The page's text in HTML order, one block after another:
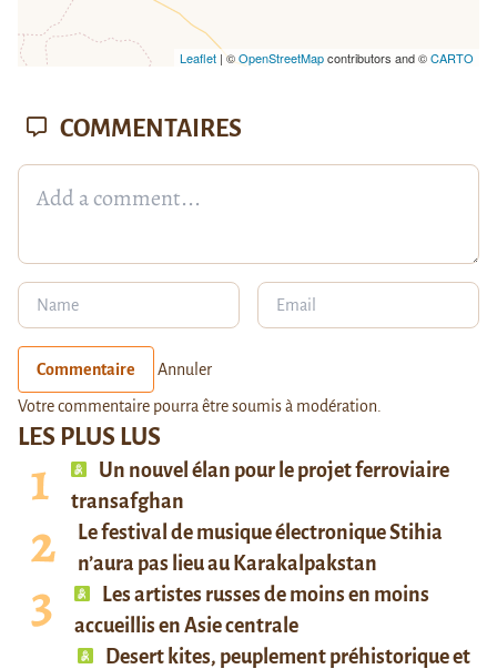
Leaflet| ©OpenStreetMapcontributors and ©CARTO
LES PLUS LUS
Un nouvel élan pour le projet ferroviaire
transafghan
Le festival de musique électronique Stihia
n’aura pas lieu au Karakalpakstan
Les artistes russes de moins en moins
accueillis en Asie centrale
Desert kites, peuplement préhistorique et
COMMENTAIRES
Commentaire Annuler
Votre commentaire pourra être soumis à modération.